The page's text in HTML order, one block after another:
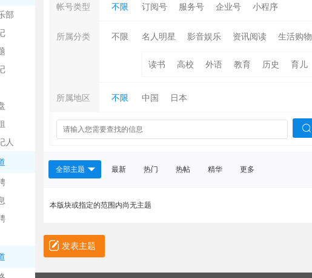
部
人
帐号类型 不限 订阅号 服务号 企业号 小程序
所属分类 不限 名人明星 影音娱乐 资讯阅读 生活购物
读书 高校 外语 教育 历史 育儿
所属地区 不限 中国 日本
全部主题 最新 热门 热帖 精华 更多
本版块或指定的范围内尚无主题
发表主题